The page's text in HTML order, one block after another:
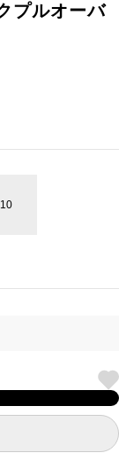
プルオーバ
10